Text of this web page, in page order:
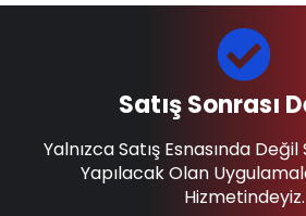
Satış Sonrası
Yalnızca Satış Esnasında Değil
Yapılacak Olan
Hizmetindeyiz.